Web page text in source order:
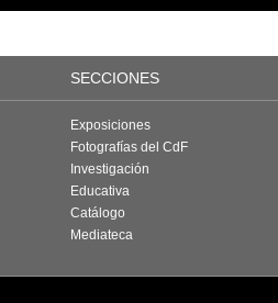
SECCIONES
Exposiciones
Fotografías del CdF
Investigación
Educativa
Catálogo
Mediateca